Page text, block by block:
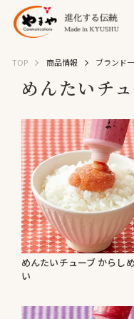
TOP 商品情報 ブランド
めんたいチ
めんたいチューブ からし
い